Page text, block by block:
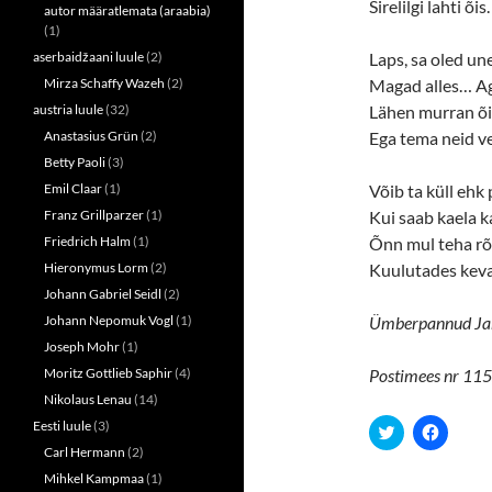
w
n
d
o
w
)
e
i
n
d
o
w
)
Sirelilgi lahti õis.
Laps, sa oled
Magad alles…
Lähen murran
Ega tema neid
Võib ta küll ehk
Kui saab kaela
Õnn mul teha
Kuulutades
Ümberpannud
Postimees nr
C
l
C
l
autor määratlemata (araabia)
(1)
aserbaidžaani luule(2)
Mirza Schaffy Wazeh (2)
austria luule(32)
Anastasius Grün (2)
Betty Paoli(3)
Emil Claar(1)
Franz Grillparzer(1)
Friedrich Halm(1)
Hieronymus Lorm(2)
Johann Gabriel Seidl (2)
Johann Nepomuk Vogl (1)
Joseph Mohr(1)
Moritz Gottlieb Saphir(4)
Nikolaus Lenau (14)
Eesti luule(3)
Carl Hermann (2)
Mihkel Kampmaa(1)